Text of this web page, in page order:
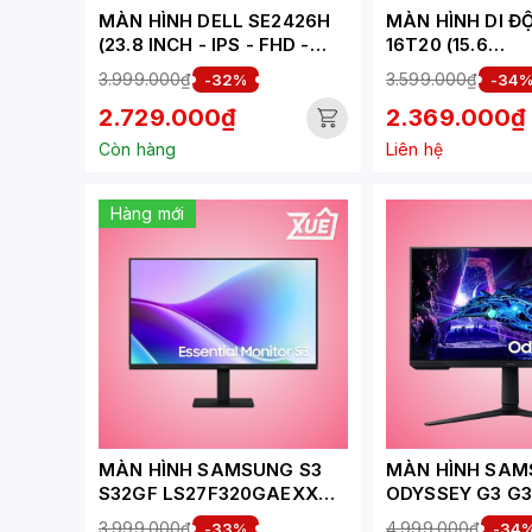
MÀN HÌNH DELL SE2426H
(23.8 INCH - IPS - FHD -
144HZ - 1MS)
3.999.000₫ -32%
2.729.000₫
Còn hàng
MÀN HÌNH DI
16T20 (15.6
INCH/FHD/IPS/
C/LOA)
3.599.000₫ -
2.369.000₫
Liên hệ
Hàng mới
MÀN HÌNH SAMSUNG S3
S32GF LS27F320GAEXXV
(27
3.999.000₫
MÀN HÌNH
ODYSSEY G3
INCH - VA -
4.999.000₫